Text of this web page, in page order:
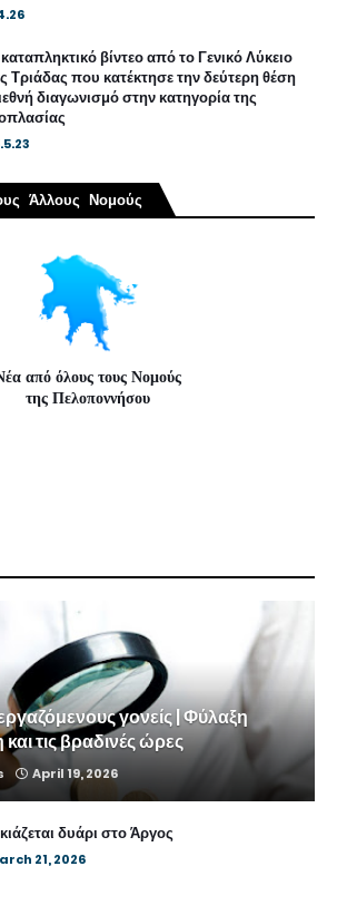
βίντεο από το Γενικό Λύκειο
Τριάδας που κατέκτησε την δεύτερη θέση
διαγωνισμό στην κατηγορία της
Άλλους Νομούς
από όλους τους Νομούς
της Πελοποννήσου
γονείς | Φύλαξη
τις βραδινές ώρες
April 19, 2026
δυάρι στο Άργος
21, 2026